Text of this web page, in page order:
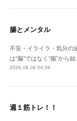
腸とメンタル
不安・イライラ・気分の
は“脳”ではなく“腸”から
2026.08.06 04:39
週１筋トレ！！